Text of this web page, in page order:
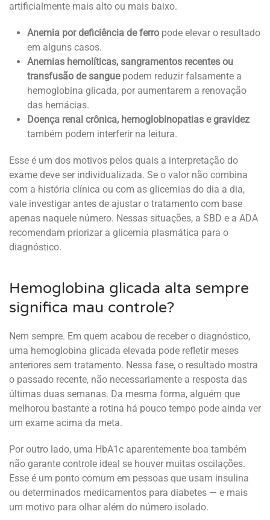
artificialmente mais alto ou mais baixo.
Anemia por deficiência de ferro pode elevar o resultado
em alguns casos.
Anemias hemolíticas, sangramentos recentes ou
transfusão de sanguepodem reduzir falsamente a
hemoglobina glicada, por aumentarem a renovação
das hemácias.
Doença renal crônica, hemoglobinopatias e gravidez
também podem interferir na leitura.
Esse é um dos motivos pelos quais a interpretação do
exame deve ser individualizada. Se o valor não combina
com a história clínica ou com as glicemias do dia a dia,
vale investigar antes de ajustar o tratamento com base
apenas naquele número. Nessas situações, a SBD e a ADA
recomendam priorizar a glicemia plasmática para o
diagnóstico.
Hemoglobina glicada alta sempre
significa mau controle?
Nem sempre. Em quem acabou de receber o diagnóstico,
uma hemoglobina glicada elevada pode refletir meses
anteriores sem tratamento. Nessa fase, o resultado mostra
o passado recente, não necessariamente a resposta das
últimas duas semanas. Da mesma forma, alguém que
melhorou bastante a rotina há pouco tempo pode ainda ver
um exame acima da meta.
Por outro lado, uma HbA1c aparentemente boa também
não garante controle ideal se houver muitas oscilações.
Esse é um ponto comum em pessoas que usam insulina
ou determinados medicamentos para diabetes — e mais
um motivo para olhar além do número isolado.